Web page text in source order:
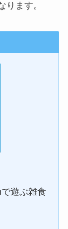
ります。
遊ぶ雑食